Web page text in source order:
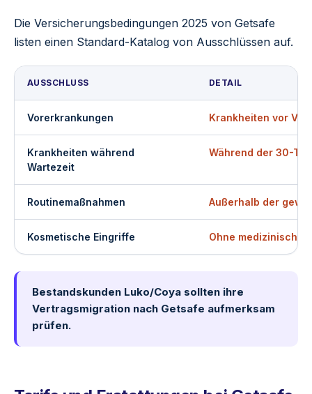
Die Versicherungsbedingungen 2025 von Getsafe
listen einen Standard-Katalog von Ausschlüssen auf.
AUSSCHLUSS DETAIL
Vorerkrankungen Krankheiten vor
Krankheiten während
Wartezeit
Während der 30-
Routinemaßnahmen Außerhalb der
Kosmetische Eingriffe Ohne medizinische
Bestandskunden Luko/Coya sollten ihre
Vertragsmigration nach Getsafe aufmerksam
prüfen.